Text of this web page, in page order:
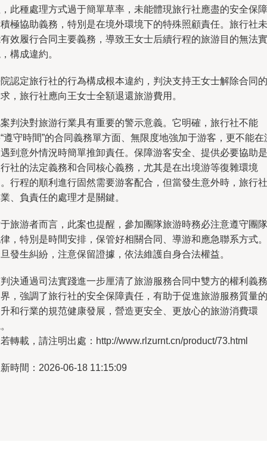
此種處理方式過于簡單草率，未能體現旅行社應盡的安全保障
極協助義務，特別是在境外環境下的特殊照顧責任。旅行社未
效履行合同主要義務，導致王女士后續行程的旅游目的無法實
構成違約。
認定旅行社的行為構成根本違約，判決支持王女士解除合同的
，旅行社應向王女士全額退還旅游費用。
判決對旅游行業具有重要的警示意義。它明確，旅行社不能
遵守時間”的合同義務單方面、無限度地強加于游客，更不能在
到意外情況時簡單推卸責任。保障游客安全、提供必要協助是
社的法定義務和合同核心義務，尤其是在出境游等復雜環境
行程的順利進行固然需要游客配合，但當發生意外時，旅行社
、負責任的處理才是關鍵。
旅游者而言，此案也提醒，參加團隊旅游時務必注意遵守團隊
，特別是時間安排，保管好相關合同、導游和應急聯系方式。
發生糾紛，注意保留證據，依法維護自身合法權益。
決通過司法實踐進一步厘清了旅游服務合同中雙方的權利義務
，強調了旅行社的安全保障責任，有助于促進旅游服務質量的
和行業的規范健康發展，營造更安全、更放心的旅游消費環
轉載，請注明出處：http://www.rlzurnt.cn/product/73.html
時間：2026-06-18 11:15:09